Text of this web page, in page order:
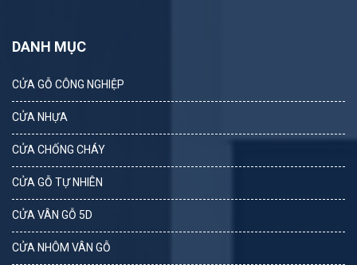
DANH MỤC
CỬA GỖ CÔNG NGHIỆP
CỬA NHỰA
CỬA CHỐNG CHÁY
CỬA GỖ TỰ NHIÊN
CỬA VÂN GỖ 5D
CỬA NHÔM VÂN GỖ